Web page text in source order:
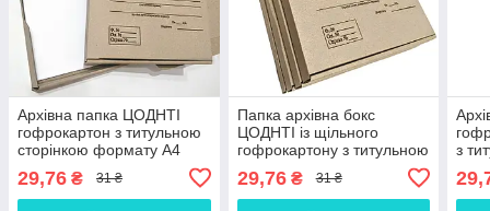
Архівна папка ЦОДНТІ
гофрокартон з титульною
сторінкою формату А4
мм
29,76 ₴ 31 ₴
Папка архівна бокс
ЦОДНТІ із щільного
гофрокартону з титульною
323*228мм, корінець 40
мм
29,76₴ 31 ₴
з